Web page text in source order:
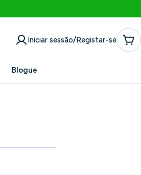
Iniciar sessão/Registar-se
Blogue